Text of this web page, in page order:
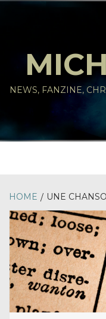
NEWS, FANZINE,
HOME UNE